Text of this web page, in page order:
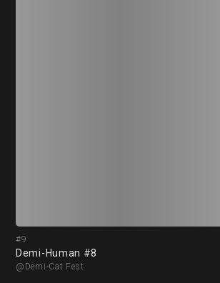
#9
Demi-Human #8
@Demi-Cat Fest